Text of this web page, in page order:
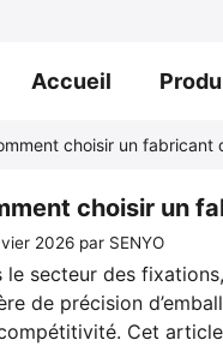
Accueil
choisir un fabricant
choisir un
2026 par SENYO
le secteur des
de précision
Cet